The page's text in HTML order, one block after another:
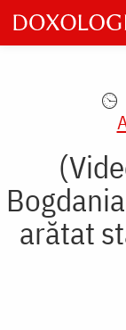
Skip
to
main
arătat